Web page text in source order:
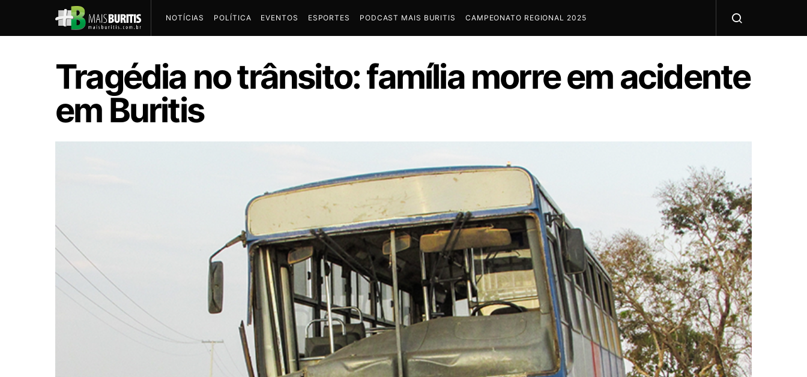
NOTÍCIAS POLÍTICA EVENTOS ESPORTES PODCAST MAIS BURITIS CAMPEONATO REGIONAL 2025
Tragédia no trânsito: família morre em acidente
em Buritis